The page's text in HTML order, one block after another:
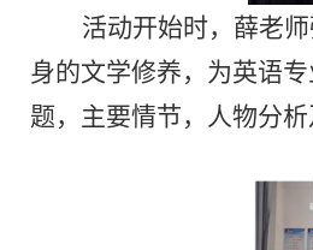
活动开始时，薛老
身的文学修养，为英语
题，主要情节，人物分